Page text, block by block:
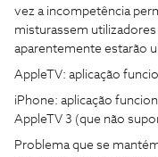
vez a incompetência
misturassem
aparentemente estarão
AppleTV: aplicação
iPhone: aplicação
AppleTV 3 (que não
Problema que se